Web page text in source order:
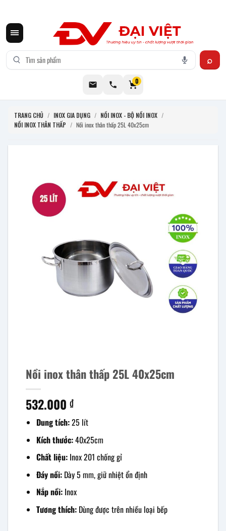
0
TRANG CHỦ / INOX GIA DỤNG / NỒI INOX - BỘ NỒI INOX /
NỒI INOX THÂN THẤP / Nồi inox thân thấp 25L 40x25cm
Nồi inox thân thấp 25L 40x25cm
532.000 ₫
Dung tích:25 lít
Kích thước:40x25cm
Chất liệu:Inox 201 chống gỉ
Đáy nồi:Dày 5 mm, giữ nhiệt ổn định
Nắp nồi:Inox
Tương thích:Dùng được trên nhiều loại bếp